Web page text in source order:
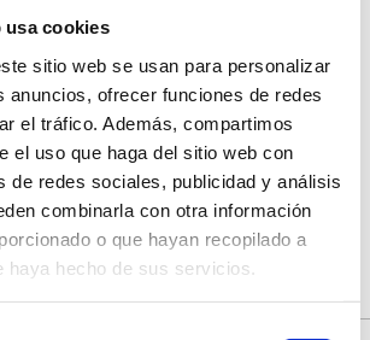
usa cookies
sitio web se usan para personalizar
anuncios, ofrecer funciones de redes
el tráfico. Además, compartimos
el uso que haga del sitio web con
de redes sociales, publicidad y análisis
combinarla con otra información
o que hayan recopilado a
haya hecho de sus servicios.
Restaurante La Tinença
DE BENIFASSÀ
Moment Casa Rural****
COVES DE VINROMÀ